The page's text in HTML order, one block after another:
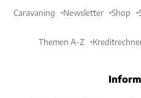
Caravaning Newsletter Shop
Themen A-Z